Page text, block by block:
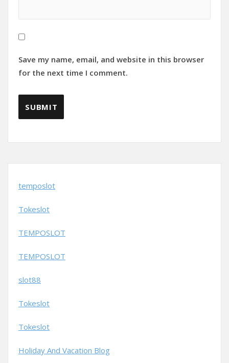
Save my name, email, and website in this browser
for the next time I comment.
temposlot
Tokeslot
TEMPOSLOT
TEMPOSLOT
slot88
Tokeslot
Tokeslot
Holiday And Vacation Blog